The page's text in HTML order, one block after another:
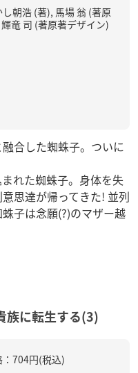
し朝浩 (著), 馬場 翁 (著原
竜 司 (著原著デザイン)
合した蜘蛛子。ついに
れた蜘蛛子。身体を失
思達が帰ってきた! 並列
子は念願(?)のマザー越
族に転生する(3)
：704円(税込)